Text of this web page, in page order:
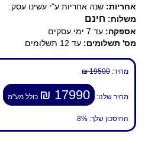
אחריות: שנה אחריות ע"י עשינו עסק.
משלוח: חינם
אספקה: עד 7 ימי עסקים
מס' תשלומים: עד 12 תשלומים
מחיר: 19500 ₪
מחיר שלנו: 17990 ₪ כולל מע"מ
החיסכון שלך: 8%